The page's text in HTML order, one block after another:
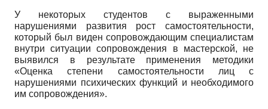
У некоторых студентов с выраженными
нарушениями развития рост самостоятельности,
который был виден сопровождающим специалистам
внутри ситуации сопровождения в мастерской, не
выявился в результате применения методики
«Оценка степени самостоятельности лиц с
нарушениями психических функций и необходимого
им сопровождения».